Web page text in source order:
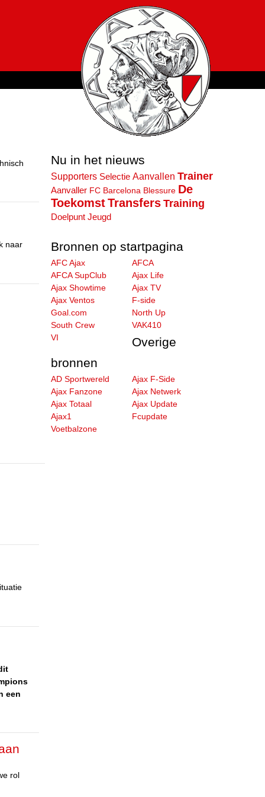
naar
een
rol
Nu in het nieuws
Supporters Selectie Aanvallen Trainer
Aanvaller FC Barcelona Blessure De
ToekomstTransfers Training
Doelpunt Jeugd
Bronnen op startpagina
AFC Ajax
AFCA
AFCA SupClub
Ajax Life
Ajax Showtime
Ajax TV
Ajax Ventos
F-side
Goal.com
North Up
South Crew
VAK410
VI
Overige
bronnen
AD Sportwereld
Ajax F-Side
Ajax Fanzone
Ajax Netwerk
Ajax Totaal
Ajax Update
Ajax1
Fcupdate
Voetbalzone